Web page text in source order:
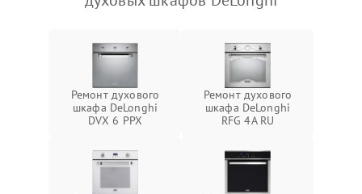
Ремонт духового
шкафа DeLonghi
DVX 6 PPX
Ремонт духового
шкафа DeLonghi
RFG 4A RU